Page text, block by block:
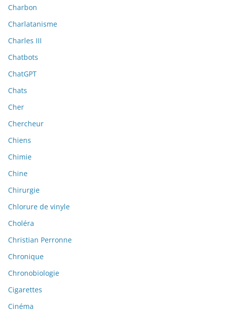
Charbon
Charlatanisme
Charles III
Chatbots
ChatGPT
Chats
Cher
Chercheur
Chiens
Chimie
Chine
Chirurgie
Chlorure de vinyle
Choléra
Christian Perronne
Chronique
Chronobiologie
Cigarettes
Cinéma